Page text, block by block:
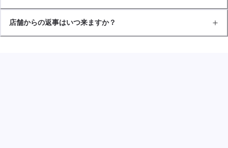
店舗からの返事はいつ来ますか？